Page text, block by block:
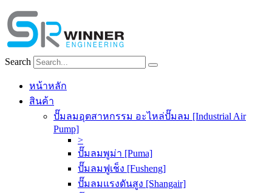
Skip
to
content
Search
หน้าหลัก
สินค้า
ปั๊มลมอุตสาหกรรม อะไหล่ปั๊มลม [Industrial Air
Pump]
>
ปั๊มลมพูม่า [Puma]
ปั๊มลมฟูเช็ง [Fusheng]
ปั๊มลมแรงดันสูง [Shangair]